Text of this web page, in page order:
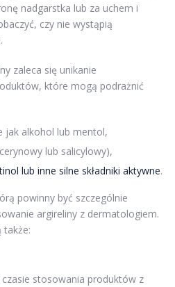
nadgarstka lub za uchem i
czy nie wystąpią
zaleca się unikanie
które mogą podrażnić
jak alkohol lub mentol,
lub salicylowy),
lub inne silne składniki aktywne.
powinny być szczególnie
argireliny z dermatologiem.
także:
stosowania produktów z